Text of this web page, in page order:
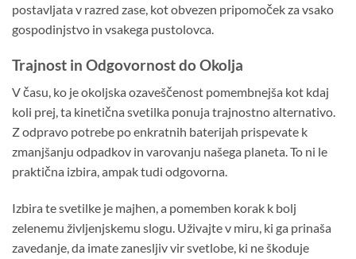
postavljata v razred zase, kot obvezen pripomoček za vsako
gospodinjstvo in vsakega pustolovca.
Trajnost in Odgovornost do Okolja
V času, ko je okoljska ozaveščenost pomembnejša kot kdaj
koli prej, ta kinetična svetilka ponuja trajnostno alternativo.
Z odpravo potrebe po enkratnih baterijah prispevate k
zmanjšanju odpadkov in varovanju našega planeta. To ni le
praktična izbira, ampak tudi odgovorna.
Izbira te svetilke je majhen, a pomemben korak k bolj
zelenemu življenjskemu slogu. Uživajte v miru, ki ga prinaša
zavedanje, da imate zanesljiv vir svetlobe, ki ne škoduje